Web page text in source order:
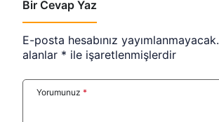
Bir Cevap Yaz
E-posta hesabınız yayımlanmayacak.
alanlar * ile işaretlenmişlerdir
Yorumunuz *